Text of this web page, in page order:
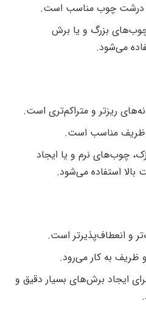
درشت چوب مناسب است.
بزرگ و یا برش
می‌شود.
ریزتر و متراکم‌تری است.
ظریف مناسب است.
چوب‌های نرم و یا ایجاد
استفاده می‌شود.
و انعطاف‌پذیرتر است.
ظریف به کار می‌رود.
ایجاد برش‌های بسیار دقیق و